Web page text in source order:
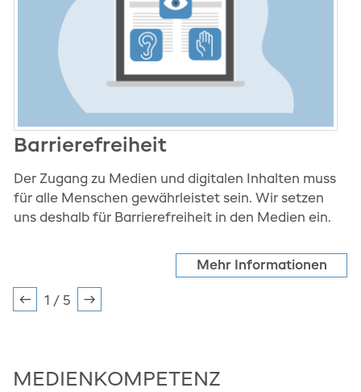
Barrierefreiheit
Der Zugang zu Medien und digitalen Inhalten muss
für alle Menschen gewährleistet sein. Wir setzen
uns deshalb für Barrierefreiheit in den Medien ein.
Mehr Informationen
Zurück
1 / 5 Weiter
MEDIENKOMPETENZ